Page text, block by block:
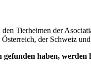
Tierheimen der
der Schweiz
haben, werden